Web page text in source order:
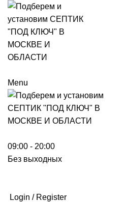
Menu
09:00 - 20:00
Без выходных
Login / Register